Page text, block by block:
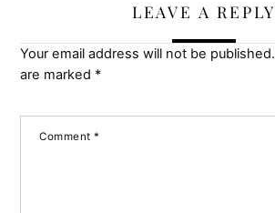
LEAVE A REPLY
Your email address will not be published.
are marked *
Comment*